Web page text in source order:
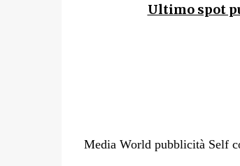
Ultimo spot
Media World pubblicità Self